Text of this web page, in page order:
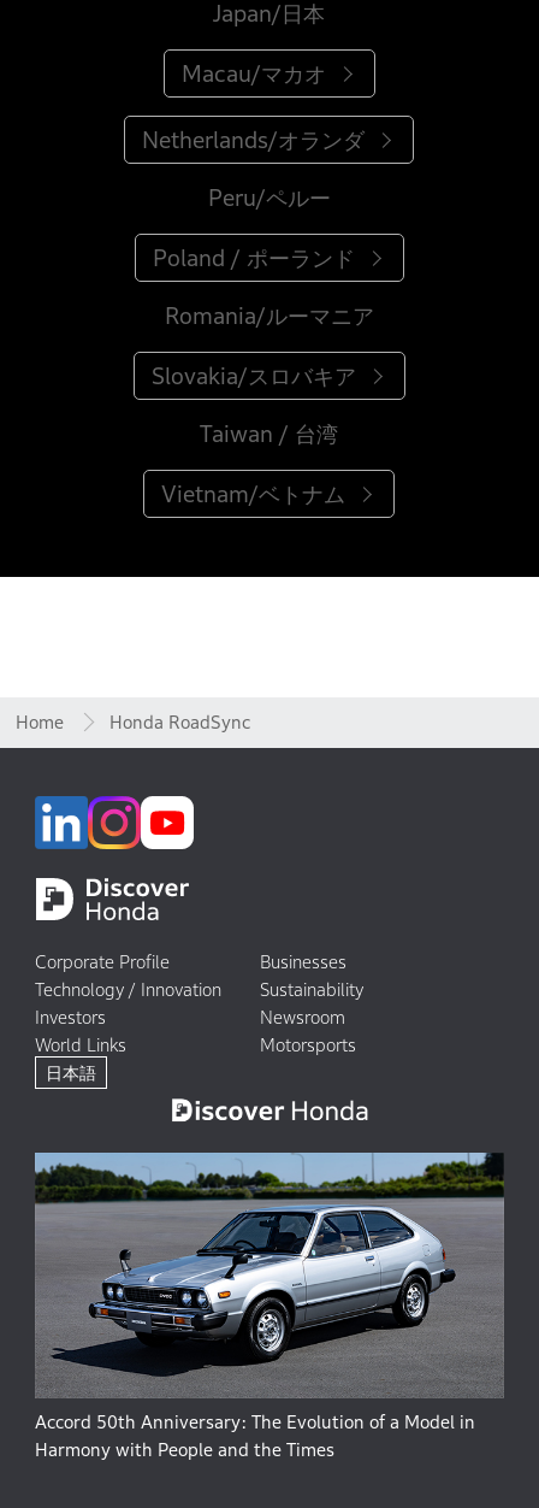
Japan/日本
Macau/マカオ
Netherlands/オランダ
Peru/ペルー
Poland / ポーランド
Romania/ルーマニア
Slovakia/スロバキア
Taiwan / 台湾
Vietnam/ベトナム
Home Honda RoadSync
Corporate Profile
Businesses
Technology / Innovation
Sustainability
Investors
Newsroom
World Links
Motorsports
日本語
Accord 50th Anniversary: The Evolution of a Model in
Harmony with People and the Times